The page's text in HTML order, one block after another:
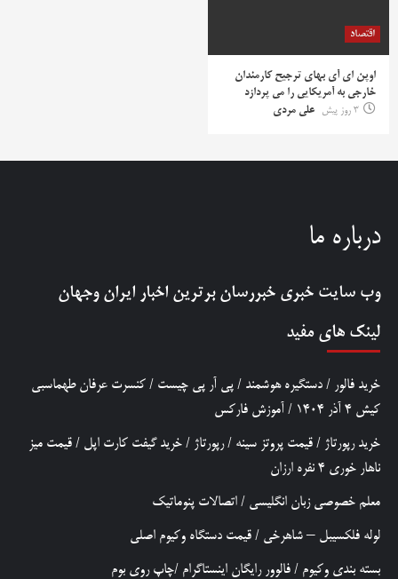
اقتصاد
اوپن ای آی بهای ترجیح کارمندان
خارجی به آمریکایی را می پردازد
3 روز پیش
علی مردی
درباره ما
وب سایت خبری خبررسان برترین اخبار ایران وجهان
لینک های مفید
خرید فالور / دستگیره هوشمند / پی آر پی چیست / کنسرت عرفان طهماسبی
کیش 4 آذر 1404
/ آموزش فارکس
خرید رپورتاژ / قیمت پروتز سینه /رپورتاژ / خرید گیفت کارت اپل / قیمت میز
ناهار خوری 4 نفره ارزان
معلم خصوصی زبان انگلیسی / اتصالات پنوماتیک
لوله فلکسیبل – شاهرخی / قیمت دستگاه وکیوم اصلی
بسته بندی وکیوم / فالوور رایگان اینستاگرام /چاپ روی بوم